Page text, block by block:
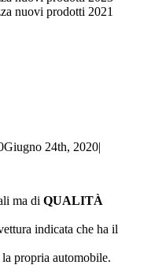
nuovi prodotti 2021
Giugno 24th, 2020|
ma di QUALITÀ
indicata che ha il
propria automobile.